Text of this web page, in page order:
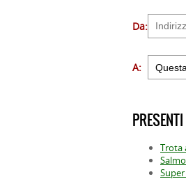
Da:
A:
Trota